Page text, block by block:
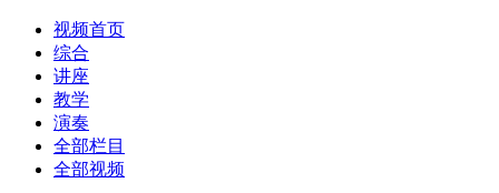
视频首页
综合
讲座
教学
演奏
全部栏目
全部视频